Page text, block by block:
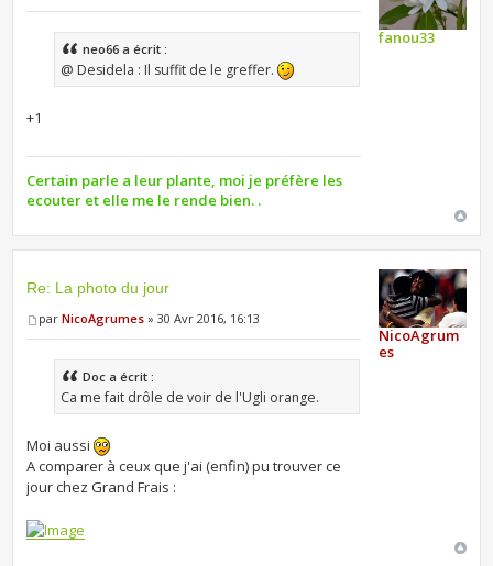
neo66 a écrit :
@ Desidela : Il suffit de le greffer.
+1
Certain parle a leur plante, moi je préfère les
ecouter et elle me le rende bien. .
fanou33
Re: La photo du jour
parNicoAgrumes » 30 Avr 2016, 16:13
Doc a écrit :
Ca me fait drôle de voir de l'Ugli orange.
Moi aussi
A comparer à ceux que j'ai (enfin) pu trouver ce
jour chez Grand Frais :
NicoAgrum
es